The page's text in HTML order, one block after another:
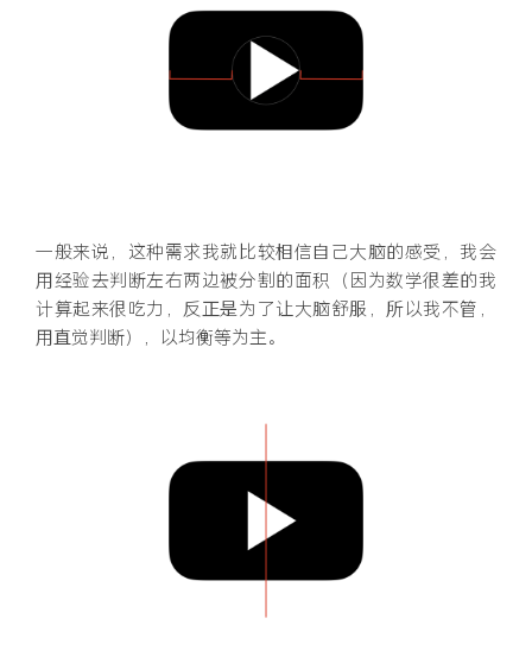
一般来说，这种需求我就比较相信自己大脑的感受，我会
用经验去判断左右两边被分割的面积（因为数学很差的我
计算起来很吃力，反正是为了让大脑舒服，所以我不管，
用直觉判断），以均衡等为主。